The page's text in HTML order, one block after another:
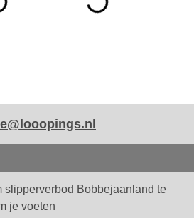
slipperverbod Bobbejaanland te
je voeten